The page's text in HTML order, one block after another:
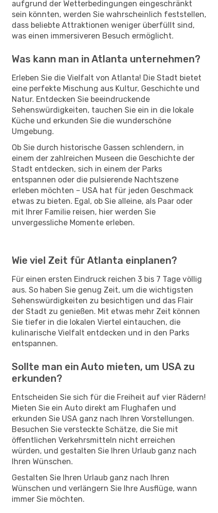
aufgrund der Wetterbedingungen eingeschränkt
sein könnten, werden Sie wahrscheinlich feststellen,
dass beliebte Attraktionen weniger überfüllt sind,
was einen immersiveren Besuch ermöglicht.
Was kann man in Atlanta unternehmen?
Erleben Sie die Vielfalt von Atlanta! Die Stadt bietet
eine perfekte Mischung aus Kultur, Geschichte und
Natur. Entdecken Sie beeindruckende
Sehenswürdigkeiten, tauchen Sie ein in die lokale
Küche und erkunden Sie die wunderschöne
Umgebung.
Ob Sie durch historische Gassen schlendern, in
einem der zahlreichen Museen die Geschichte der
Stadt entdecken, sich in einem der Parks
entspannen oder die pulsierende Nachtszene
erleben möchten – USA hat für jeden Geschmack
etwas zu bieten. Egal, ob Sie alleine, als Paar oder
mit Ihrer Familie reisen, hier werden Sie
unvergessliche Momente erleben.
Wie viel Zeit für Atlanta einplanen?
Für einen ersten Eindruck reichen 3 bis 7 Tage völlig
aus. So haben Sie genug Zeit, um die wichtigsten
Sehenswürdigkeiten zu besichtigen und das Flair
der Stadt zu genießen. Mit etwas mehr Zeit können
Sie tiefer in die lokalen Viertel eintauchen, die
kulinarische Vielfalt entdecken und in den Parks
entspannen.
Sollte man ein Auto mieten, um USA zu
erkunden?
Entscheiden Sie sich für die Freiheit auf vier Rädern!
Mieten Sie ein Auto direkt am Flughafen und
erkunden Sie USA ganz nach Ihren Vorstellungen.
Besuchen Sie versteckte Schätze, die Sie mit
öffentlichen Verkehrsmitteln nicht erreichen
würden, und gestalten Sie Ihren Urlaub ganz nach
Ihren Wünschen.
Gestalten Sie Ihren Urlaub ganz nach Ihren
Wünschen und verlängern Sie Ihre Ausflüge, wann
immer Sie möchten.